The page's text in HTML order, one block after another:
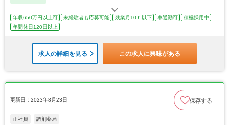
年収650万円以上可 未経験者も応募可能 残業月10ｈ以下 車通勤可
積極採用中
年間休日120日以上
求人の詳細を見る この求人に興味がある
更新日：2023年8月23日 保存する
正社員 調剤薬局